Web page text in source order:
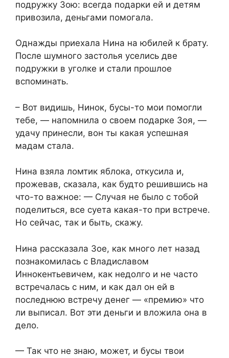
подружку Зою: всегда подарки ей и детям
привозила, деньгами помогала.
Однажды приехала Нина на юбилей к брату.
После шумного застолья уселись две
подружки в уголке и стали прошлое
вспоминать.
– Вот видишь, Нинок, бусы-то мои помогли
тебе, — напомнила о своем подарке Зоя, —
удачу принесли, вон ты какая успешная
мадам стала.
Нина взяла ломтик яблока, откусила и,
прожевав, сказала, как будто решившись на
что-то важное: — Случая не было с тобой
поделиться, все суета какая-то при встрече.
Но сейчас, так и быть, скажу.
Нина рассказала Зое, как много лет назад
познакомилась с Владиславом
Иннокентьевичем, как недолго и не часто
встречалась с ним, и как дал он ей в
последнюю встречу денег — «премию» что
ли выписал. Вот эти деньги и вложила она в
дело.
— Так что не знаю, может, и бусы твои